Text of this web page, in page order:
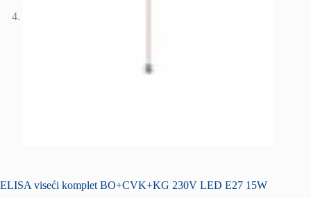
ELISA viseći komplet BO+CVK+KG 230V LED E27 15W